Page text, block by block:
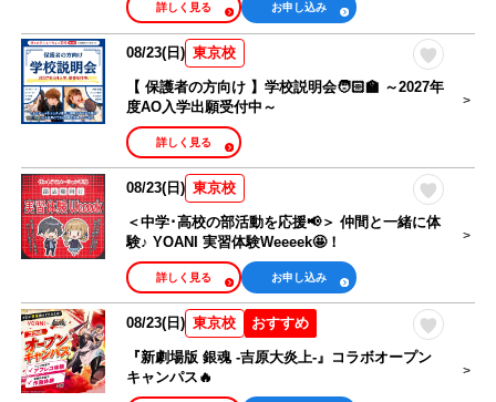
お申し込み
詳しく見る
08/23(日) 東京校
【 保護者の方向け 】学校説明会🧑🏻‍🏫 ～2027年
度AO入学出願受付中～
詳しく見る
08/23(日) 東京校
＜中学･高校の部活動を応援📢＞ 仲間と一緒に体
験♪ YOANI 実習体験Weeeek🤩！
お申し込み
詳しく見る
おすすめ
08/23(日) 東京校
『新劇場版 銀魂 -吉原大炎上-』コラボオープン
キャンパス🔥